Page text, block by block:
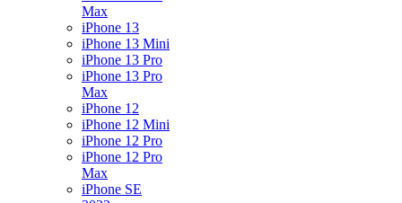
Max
iPhone 13
iPhone 13 Mini
iPhone 13 Pro
iPhone 13 Pro
Max
iPhone 12
iPhone 12 Mini
iPhone 12 Pro
iPhone 12 Pro
Max
iPhone SE